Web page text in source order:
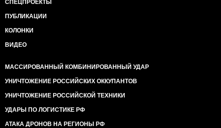
СПЕЦПРОЕКТЫ
ПУБЛИКАЦИИ
КОЛОНКИ
ВИДЕО
МАССИРОВАННЫЙ КОМБИНИРОВАННЫЙ УДАР
УНИЧТОЖЕНИЕ РОССИЙСКИХ ОККУПАНТОВ
УНИЧТОЖЕНИЕ РОССИЙСКОЙ ТЕХНИКИ
УДАРЫ ПО ЛОГИСТИКЕ РФ
АТАКА ДРОНОВ НА РЕГИОНЫ РФ